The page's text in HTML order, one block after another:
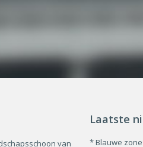
van
Laatste
* Blauwe